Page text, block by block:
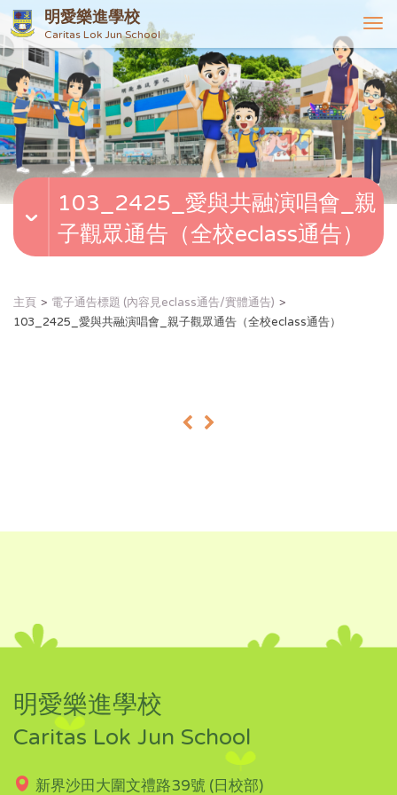
明愛樂進學校
Caritas Lok Jun School
T
o
g
g
l
e
n
v
i
103_2425_愛與共融演唱會_親
子觀眾通告（全校eclass通告）
主頁
電子通告標題 (內容見eclass通告/實體通告)
103_2425_愛與共融演唱會_親子觀眾通告（全校eclass通告）
« »
明愛樂進學校
Caritas Lok Jun School
新界沙田大圍文禮路39號 (日校部)